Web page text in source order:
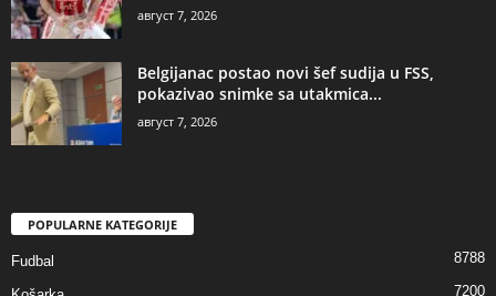
август 7, 2026
Belgijanac postao novi šef sudija u FSS,
pokazivao snimke sa utakmica...
август 7, 2026
POPULARNE KATEGORIJE
Fudbal 8788
7200